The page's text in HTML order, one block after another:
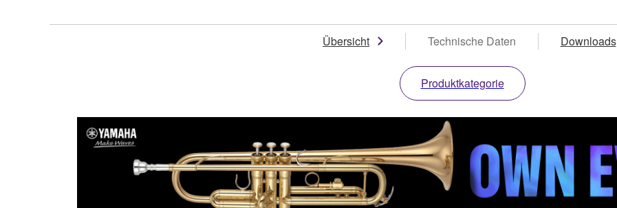
Übersicht Technische Daten Downloads
Produktkategorie